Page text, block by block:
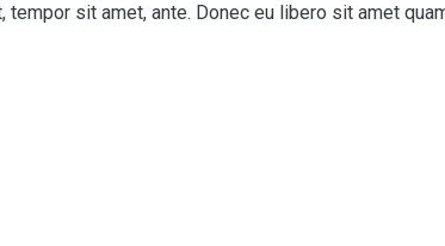
sit amet, ante. Donec eu libero sit amet